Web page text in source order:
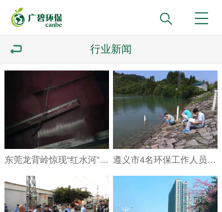
行业新闻
东莞龙背岭惊现“红水河”，一企业涉嫌偷排被立案调查 遵义市4名环保工作人员偷排污水被判刑！期限内不得从事化工、环保等职业